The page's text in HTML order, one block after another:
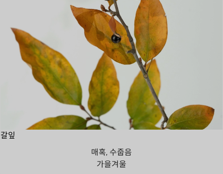
갈잎
매혹, 수줍음
가을겨울